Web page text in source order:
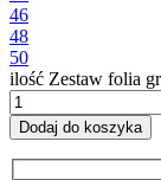
46
48
50
ilość Zestaw folia
Dodaj do koszyka